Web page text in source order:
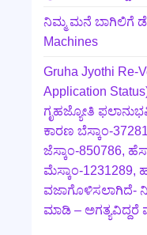
ನಿಮ್ಮ ಮನೆ ಬಾಗಿಲಿಗೆ
Machines
Gruha Jyothi Re-
Application
ಗೃಹಜ್ಯೋತಿ
ಕಾರಣ ಬೆಸ್ಕಾಂ-
ಜೆಸ್ಕಾಂ-850786,
ಮೆಸ್ಕಾಂ-1231289,
ವಜಾಗೊಳಿಸಲಾಗಿದೆ-
ಮಾಡಿ – ಅಗತ್ಯವಿದ್ದರೆ